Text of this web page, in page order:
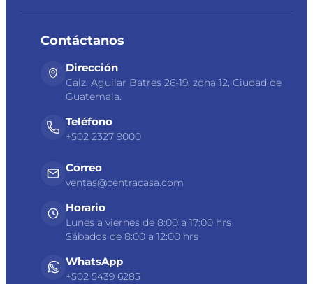
Contáctanos
Dirección
Calz. Aguilar Batres 26-19, zona 12, Ciudad de
Guatemala.
Teléfono
+502 2327 9000
Correo
ventas@centracasa.com
Horario
Lunes a viernes de 8:00 a 17:00 hrs
Sábados de 8:00 a 12:00 hrs
WhatsApp
+502 5439 6285